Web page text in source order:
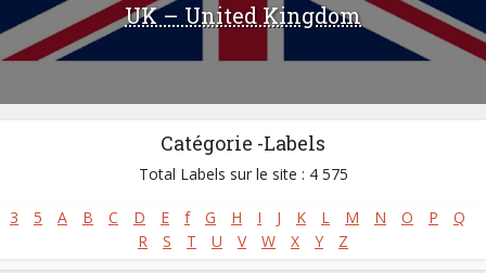
UK – United Kingdom
Catégorie -Labels
Total Labels sur le site : 4 575
3 5 A B C D E f G H I J K L M N O P
Q
R
S T U V W X Y Z